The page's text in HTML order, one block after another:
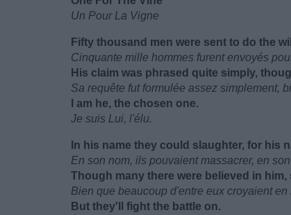
Un Pour La Vigne
Fifty thousand men were sent to do the
Cinquante mille hommes furent envoyés
His claim was phrased quite simply,
Sa requête fut formulée assez simplement,
I am he, the chosen one.
Je suis Lui, l'élu.
In his name they could slaughter, for his
En son nom, ils pouvaient massacrer, en
Though many there were believed in him,
Bien que beaucoup d'entre eux croyaient
But they'll fight the battle on.